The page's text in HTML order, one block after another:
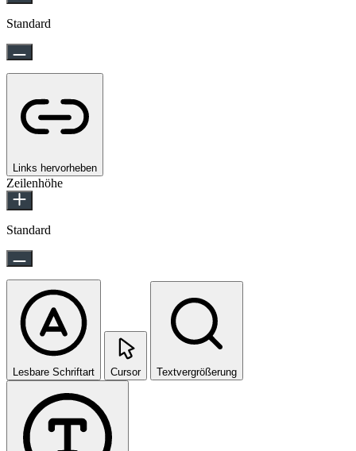
Standard
Links hervorheben
Zeilenhöhe
Standard
Lesbare Schriftart Cursor Textvergrößerung